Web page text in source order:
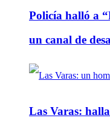
Policía halló a
un canal de
Las Varas: